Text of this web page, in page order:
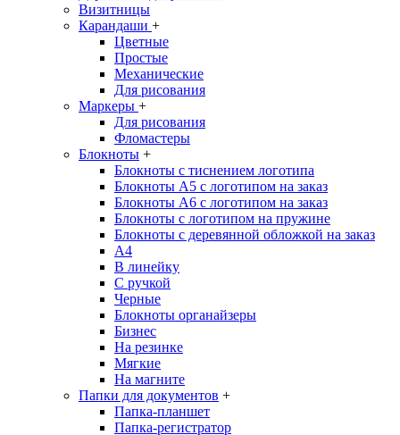
Визитницы
Карандаши +
Цветные
Простые
Механические
Для рисования
Маркеры +
Для рисования
Фломастеры
Блокноты +
Блокноты с тиснением логотипа
Блокноты А5 с логотипом на заказ
Блокноты А6 с логотипом на заказ
Блокноты с логотипом на пружине
Блокноты с деревянной обложкой на заказ
A4
В линейку
С ручкой
Черные
Блокноты органайзеры
Бизнес
На резинке
Мягкие
На магните
Папки для документов +
Папка-планшет
Папка-регистратор